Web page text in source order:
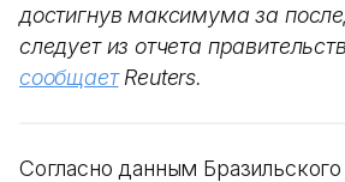
достигнув максимума за
следует из отчета
сообщаетReuters.
Согласно данным Бразильского